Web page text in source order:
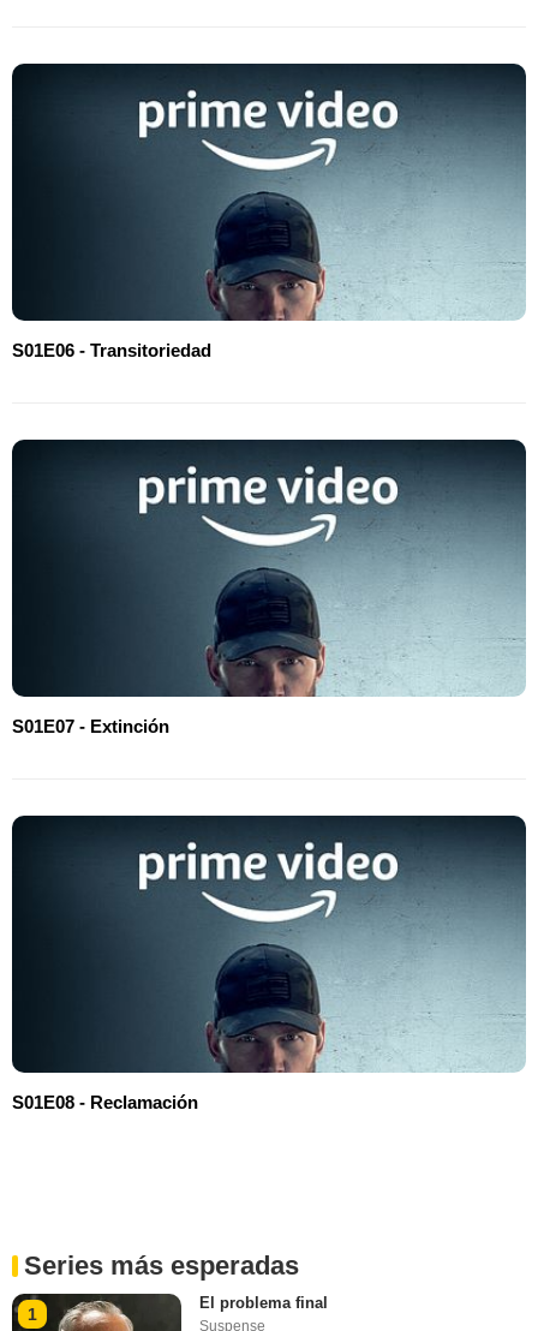
S01E06 - Transitoriedad
S01E07 - Extinción
S01E08 - Reclamación
Series más esperadas
1
El problema final
Suspense